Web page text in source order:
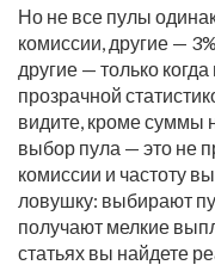
Но не все пулы
комиссии, другие —
другие — только
прозрачной
видите, кроме суммы
выбор пула — это не
комиссии и частоту
ловушку: выбирают
получают мелкие
статьях вы найдете